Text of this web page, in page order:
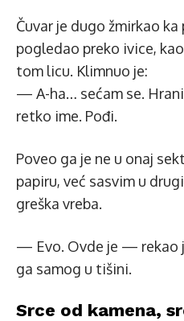
Čuvar je dugo žmirkao
pogledao preko ivice,
tom licu. Klimnuo je:
— A-ha… sećam se.
retko ime. Pođi.
Poveo ga je ne u onaj
papiru, već sasvim u
greška vreba.
— Evo. Ovde je — rekao
ga samog u tišini.
Srce od kamena,